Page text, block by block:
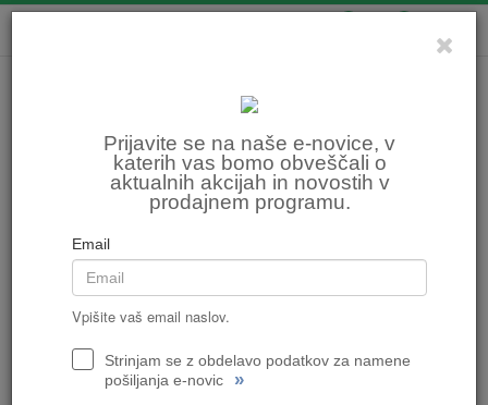
Prijavite se na naše e-novice, v
katerih vas bomo obveščali o
aktualnih akcijah in novostih v
prodajnem programu.
Email
Vpišite vaš email naslov.
Strinjam se z obdelavo podatkov za namene
pošiljanja e-novic
»